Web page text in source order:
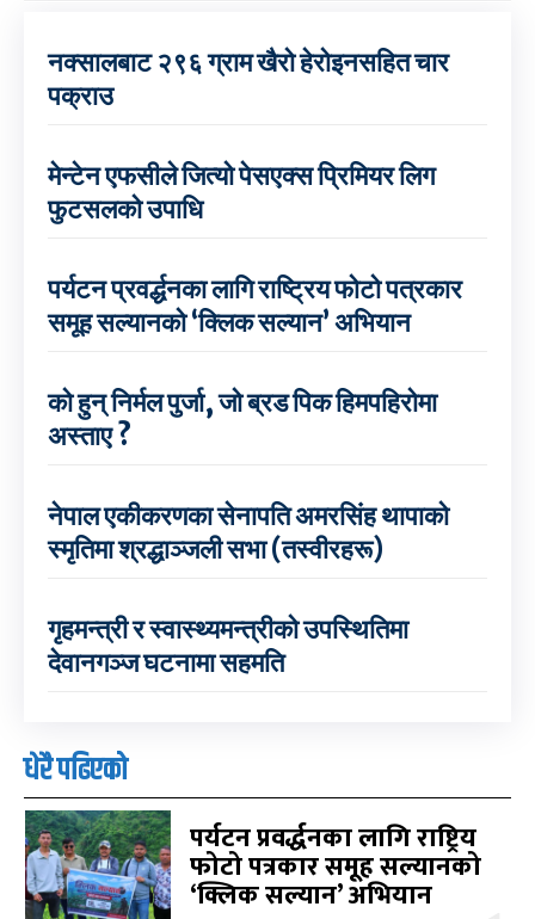
नक्सालबाट २९६ ग्राम खैरो हेरोइनसहित चार
पक्राउ
मेन्टेन एफसीले जित्यो पेसएक्स प्रिमियर लिग
फुटसलको उपाधि
पर्यटन प्रवर्द्धनका लागि राष्ट्रिय फोटो पत्रकार
समूह सल्यानको ‘क्लिक सल्यान’ अभियान
को हुन् निर्मल पुर्जा, जो ब्रड पिक हिमपहिरोमा
अस्ताए ?
नेपाल एकीकरणका सेनापति अमरसिंह थापाको
स्मृतिमा श्रद्धाञ्जली सभा (तस्वीरहरू)
गृहमन्त्री र स्वास्थ्यमन्त्रीको उपस्थितिमा
देवानगञ्ज घटनामा सहमति
धेरै पढिएको
पर्यटन प्रवर्द्धनका लागि राष्ट्रिय
फोटो पत्रकार समूह सल्यानको
‘क्लिक सल्यान’ अभियान